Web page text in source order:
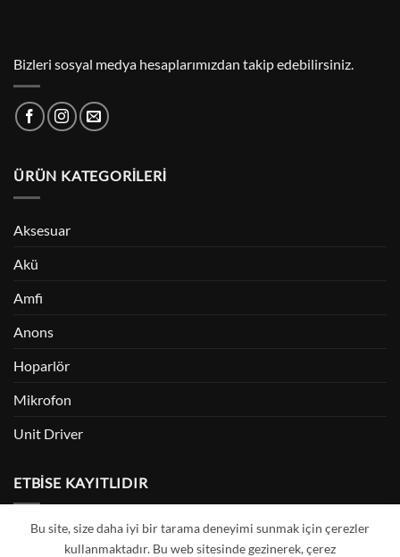
Bizleri sosyal medya hesaplarımızdan takip edebilirsiniz.
ÜRÜN KATEGORILERI
Aksesuar
Akü
Amfi
Anons
Hoparlör
Mikrofon
Unit Driver
ETBİSE KAYITLIDIR
Bu site, size daha iyi bir tarama deneyimi sunmak için çerezler
kullanmaktadır. Bu web sitesinde gezinerek, çerez